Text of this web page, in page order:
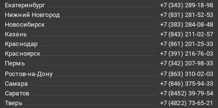
Екатеринбург
+7 (343) 289-18-98
Нижний Новгород
+7 (831) 281-52-53
Новосибирск
+7 (383) 284-08-48
Казань
+7 (843) 211-02-57
Краснодар
+7 (861) 201-25-33
Красноярск
+7 (391) 216-76-03
Пермь
+7 (342) 207-98-33
Ростов-на-Дону
+7 (863) 310-02-03
Самара
+7 (846) 375-94-33
Саратов
+7 (8452) 39-79-54
Тверь
+7 (4822) 73-65-21